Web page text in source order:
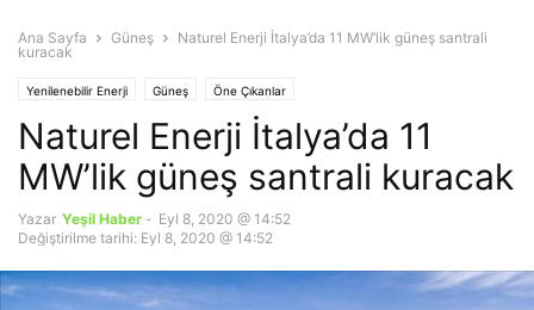
Ana Sayfa Güneş
Naturel Enerji İtalya’da 11 MW’lik güneş santrali
kuracak
Yenilenebilir Enerji Güneş Öne Çıkanlar
Naturel Enerji İtalya’da 11
MW’lik güneş santrali kuracak
Yazar Yeşil Haber - Eyl 8, 2020 @ 14:52
Değiştirilme tarihi: Eyl 8, 2020 @ 14:52